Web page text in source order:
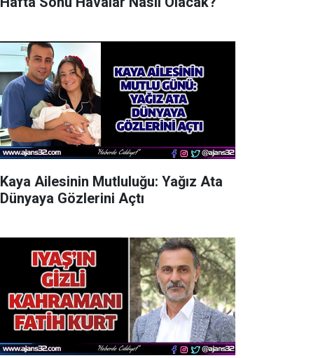
Kaya Ailesinin Mutluluğu: Yağız Ata
Dünyaya Gözlerini Açtı